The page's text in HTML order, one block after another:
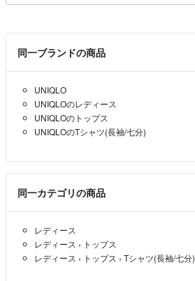
同一ブランドの商品
UNIQLO
UNIQLOのレディース
UNIQLOのトップス
UNIQLOのTシャツ(長袖/七分)
同一カテゴリの商品
レディース
レディース › トップス
レディース › トップス › Tシャツ(長袖/七分)